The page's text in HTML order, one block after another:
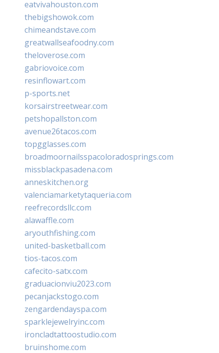
eatvivahouston.com
thebigshowok.com
chimeandstave.com
greatwallseafoodny.com
theloverose.com
gabriovoice.com
resinflowart.com
p-sports.net
korsairstreetwear.com
petshopallston.com
avenue26tacos.com
topgglasses.com
broadmoornailsspacoloradosprings.com
missblackpasadena.com
anneskitchen.org
valenciamarketytaqueria.com
reefrecordsllc.com
alawaffle.com
aryouthfishing.com
united-basketball.com
tios-tacos.com
cafecito-satx.com
graduacionviu2023.com
pecanjackstogo.com
zengardendayspa.com
sparklejewelryinc.com
ironcladtattoostudio.com
bruinshome.com